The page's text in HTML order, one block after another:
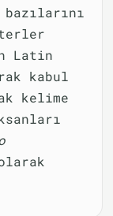
Latin
kabul
kelime